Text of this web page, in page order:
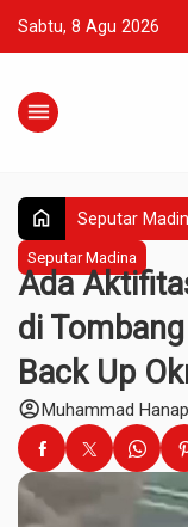
Sabtu, 8 Agu 2026
menu
home Seputar
Seputar Madina
Ada
di
Back Up
account_circleMuhammad